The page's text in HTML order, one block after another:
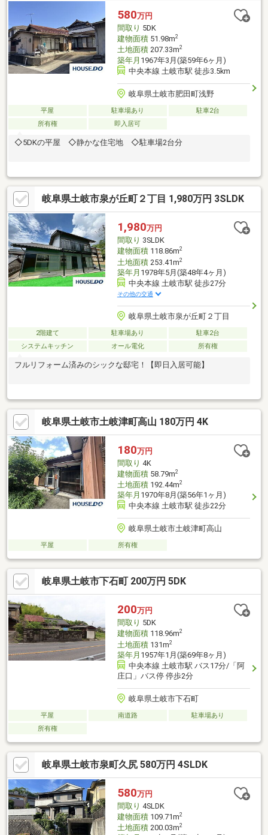
580万円
間取り 5DK
建物面積51.98m2
土地面積207.33m2
築年月 1967年3月(築59年6ヶ月)
中央本線 土岐市駅 徒歩3.5km
岐阜県土岐市肥田町浅野
平屋 駐車場あり
駐車2台
所有権
即入居可
◇5DKの平屋 ◇静かな住宅地 ◇駐車場2台分
岐阜県土岐市泉が丘町２丁目 1,980万円 3SLDK
1,980万円
間取り 3SLDK
建物面積118.86m2
土地面積253.41m2
築年月 1978年5月(築48年4ヶ月)
中央本線 土岐市駅 徒歩27分
その他の交通
岐阜県土岐市泉が丘町２丁目
2階建て 駐車場あり
駐車2台
システムキッチン
オール電化 所有権
フルリフォーム済みのシックな邸宅！【即日入居可能】
岐阜県土岐市土岐津町高山 180万円 4K
180万円
間取り 4K
建物面積58.79m2
土地面積192.44m2
築年月 1970年8月(築56年1ヶ月)
中央本線 土岐市駅 徒歩22分
岐阜県土岐市土岐津町高山
平屋 所有権
岐阜県土岐市下石町 200万円 5DK
200万円
間取り 5DK
建物面積118.96m2
土地面積131m2
築年月 1957年1月(築69年8ヶ月)
中央本線 土岐市駅 バス17分/「阿
庄口」バス停 停歩2分
岐阜県土岐市下石町
平屋 南道路
駐車場あり
所有権
岐阜県土岐市泉町久尻 580万円 4SLDK
580万円
間取り 4SLDK
建物面積109.71m2
土地面積200.03m2